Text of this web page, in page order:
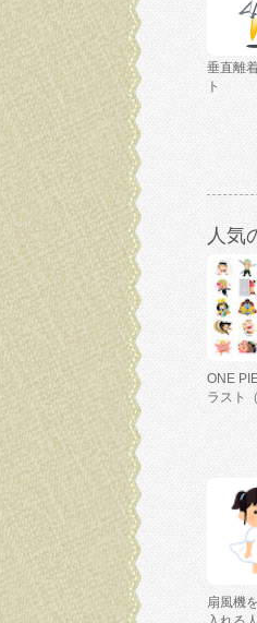
垂直離
ト
人気
ONE
ラスト
扇風機